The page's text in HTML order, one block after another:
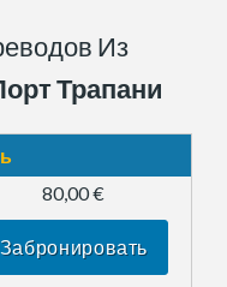
Из
Трапани
80,00 €
Забронировать